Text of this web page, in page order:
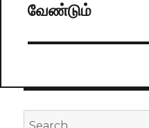
வேண்டும்
Search